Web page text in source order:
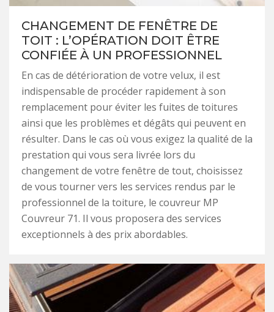
CHANGEMENT DE FENÊTRE DE
TOIT : L’OPÉRATION DOIT ÊTRE
CONFIÉE À UN PROFESSIONNEL
En cas de détérioration de votre velux, il est
indispensable de procéder rapidement à son
remplacement pour éviter les fuites de toitures
ainsi que les problèmes et dégâts qui peuvent en
résulter. Dans le cas où vous exigez la qualité de la
prestation qui vous sera livrée lors du
changement de votre fenêtre de tout, choisissez
de vous tourner vers les services rendus par le
professionnel de la toiture, le couvreur MP
Couvreur 71. Il vous proposera des services
exceptionnels à des prix abordables.